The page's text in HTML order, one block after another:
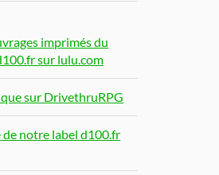
imprimés du
sur lulu.com
sur DrivethruRPG
notre label d100.fr